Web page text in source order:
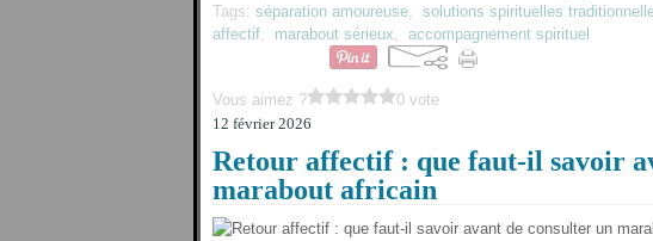
Tags: séparation amoureuse, solutions spirituelles
affectif, marabout sérieux, accompagnement spirituel
Vous aimez ?
0 vote
12 février 2026
Retour affectif : que faut-il savoir
marabout africain